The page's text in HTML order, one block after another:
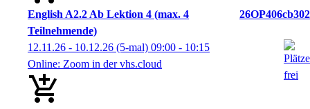
English A2.2 Ab Lektion 4 (max. 4
Teilnehmende)
26OP406cb302
12.11.26 - 10.12.26 (5-mal) 09:00 - 10:15
Online: Zoom in der vhs.cloud